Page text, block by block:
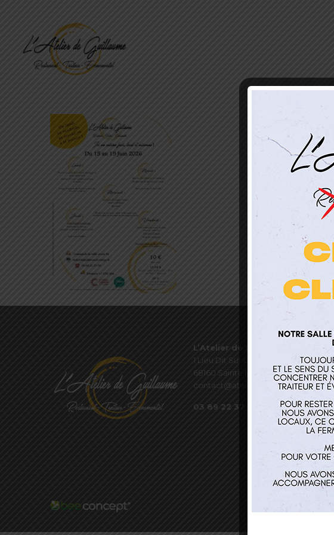
L’Atelier de Guillaume
1 Lieu Dit Sur Les Prés
68160 Sainte Marie Aux Mines
contact@atelierdeguillaume.fr
03 89 22 37 08